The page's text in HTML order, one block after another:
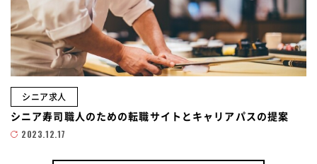
シニア求人
シニア寿司職人のための転職サイトとキャリアパスの提案
2023.12.17